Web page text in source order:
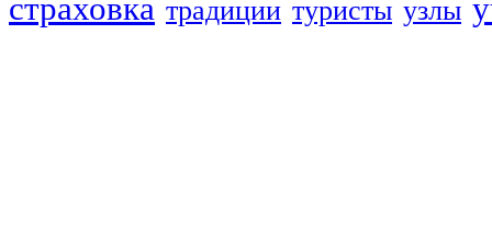
страховка традиции туристы узлы